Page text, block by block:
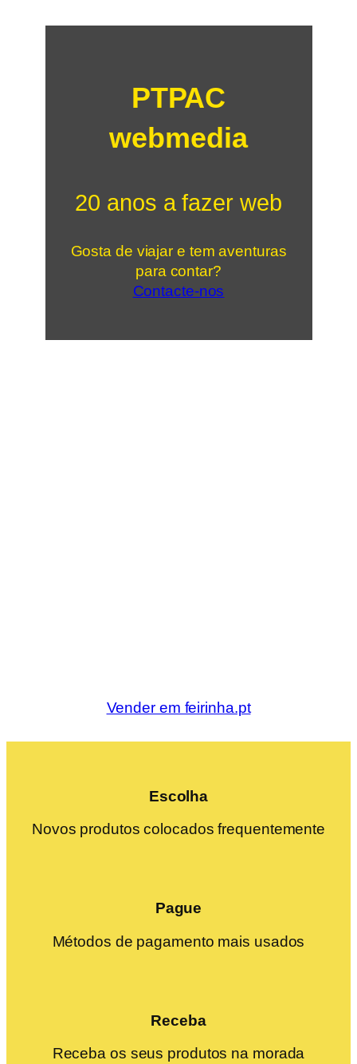
PTPAC
webmedia
20 anos a fazer web
Gosta de viajar e tem aventuras
para contar?
Contacte-nos
Vender em feirinha.pt
Escolha
Novos produtos colocados frequentemente
Pague
Métodos de pagamento mais usados
Receba
Receba os seus produtos na morada